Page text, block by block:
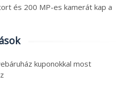
és 200 MP-es kamerát kap a
kuponokkal most